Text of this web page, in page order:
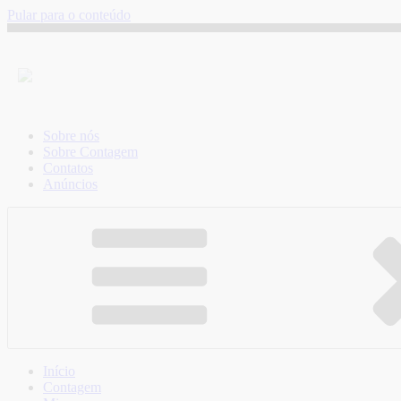
Pular para o conteúdo
Sobre nós
Sobre Contagem
Contatos
Anúncios
Início
Contagem